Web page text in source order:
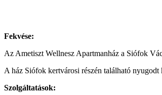
Fekvése:
Az Ametiszt Wellnesz Apartmanház a Siófok
A ház Siófok kertvárosi részén található
Szolgáltatások: